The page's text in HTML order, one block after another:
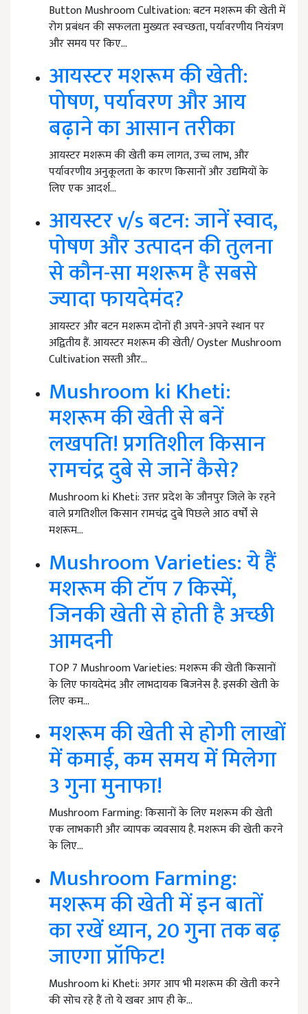
Button Mushroom Cultivation: बटन मशरूम की खेती में
रोग प्रबंधन की सफलता मुख्यतः स्वच्छता, पर्यावरणीय नियंत्रण
और समय पर किए…
आयस्टर मशरूम की खेती:
पोषण, पर्यावरण और आय
बढ़ाने का आसान तरीका
आयस्टर मशरूम की खेती कम लागत, उच्च लाभ, और
पर्यावरणीय अनुकूलता के कारण किसानों और उद्यमियों के
लिए एक आदर्श…
आयस्टर v/s बटन: जानें स्वाद,
पोषण और उत्पादन की तुलना
से कौन-सा मशरूम है सबसे
ज्यादा फायदेमंद?
आयस्टर और बटन मशरूम दोनों ही अपने-अपने स्थान पर
अद्वितीय हैं. आयस्टर मशरूम की खेती/ Oyster Mushroom
Cultivation सस्ती और…
Mushroom ki Kheti:
मशरूम की खेती से बनें
लखपति! प्रगतिशील किसान
रामचंद्र दुबे से जानें कैसे?
Mushroom ki Kheti: उत्तर प्रदेश के जौनपुर जिले के रहने
वाले प्रगतिशील किसान रामचंद्र दुबे पिछले आठ वर्षों से
मशरूम…
Mushroom Varieties: ये हैं
मशरूम की टॉप 7 किस्में,
जिनकी खेती से होती है अच्छी
आमदनी
TOP 7 Mushroom Varieties: मशरूम की खेती किसानों
के लिए फायदेमंद और लाभदायक बिजनेस है. इसकी खेती के
लिए कम…
मशरूम की खेती से होगी लाखों
में कमाई, कम समय में मिलेगा
3 गुना मुनाफा!
Mushroom Farming: किसानों के लिए मशरूम की खेती
एक लाभकारी और व्यापक व्यवसाय है. मशरूम की खेती करने
के लिए…
Mushroom Farming:
मशरूम की खेती में इन बातों
का रखें ध्यान, 20 गुना तक बढ़
जाएगा प्रॉफिट!
Mushroom ki Kheti: अगर आप भी मशरूम की खेती करने
की सोच रहे हैं तो ये खबर आप ही के…